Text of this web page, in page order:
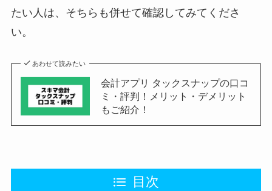
たい人は、そちらも併せて確認してみてくださ
い。
あわせて読みたい
会計アプリ タックスナップの口コ
ミ・評判！メリット・デメリット
もご紹介！
目次